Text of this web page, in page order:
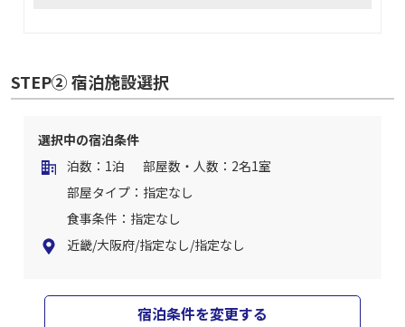
STEP② 宿泊施設選択
選択中の宿泊条件
泊数：1泊
部屋数・人数：2名1室
部屋タイプ：指定なし
食事条件：指定なし
近畿/大阪府/指定なし/指定なし
宿泊条件を変更する